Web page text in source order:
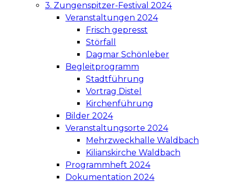
3. Zungenspitzer-Festival 2024
Veranstaltungen 2024
Frisch gepresst
Störfall
Dagmar Schönleber
Begleitprogramm
Stadtführung
Vortrag Distel
Kirchenführung
Bilder 2024
Veranstaltungsorte 2024
Mehrzweckhalle Waldbach
Kilianskirche Waldbach
Programmheft 2024
Dokumentation 2024